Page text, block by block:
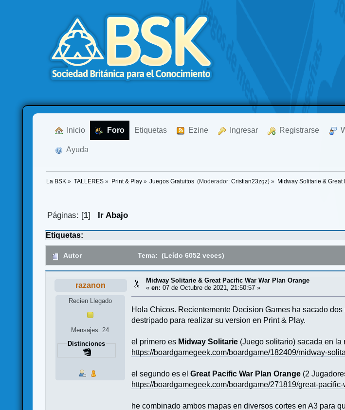
Inicio Foro Etiquetas Ezine Ingresar Registrarse
Ayuda
La BSK » TALLERES» Print & Play» Juegos Gratuitos (Moderador:Cristian23zgz) » Midway Solitarie & Great
Páginas: [1] Ir Abajo
Etiquetas:
Autor Tema: (Leído 6052 veces)
razanon
Recien Llegado
Mensajes: 24
Distinciones
Midway Solitarie & Great Pacific War War Plan Orange
«en: 07 de Octubre de 2021, 21:50:57 »
Hola Chicos. Recientemente Decision Games ha sacado
destripado para realizar su version en Print & Play.
el primero es Midway Solitarie (Juego solitario) sacada en la
https://boardgamegeek.com/boardgame/182409/midway-
el segundo es elGreat Pacific War Plan Orange (2
https://boardgamegeek.com/boardgame/271819/great-
he combinado ambos mapas en diversos cortes en A3 para